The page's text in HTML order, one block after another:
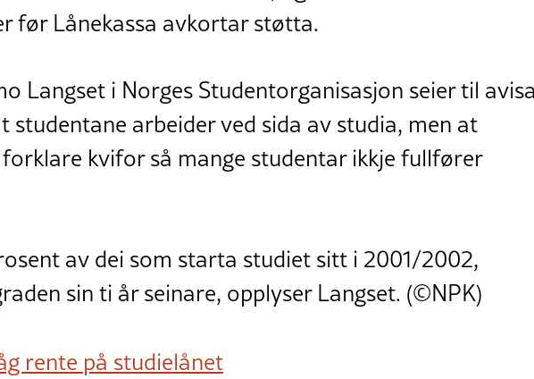
før Lånekassa avkortar støtta.
Langset i Norges Studentorganisasjon seier til avisa
studentane arbeider ved sida av studia, men at
kvifor så mange studentar ikkje fullfører
av dei som starta studiet sitt i 2001/2002,
sin ti år seinare, opplyser Langset. (©NPK)
rente på studielånet